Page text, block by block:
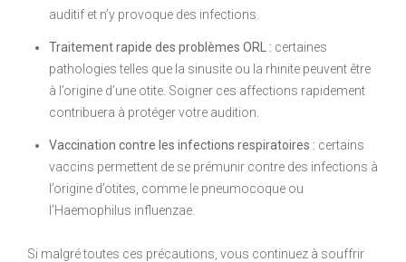
auditif et n’y provoque des infections.
Traitement rapide des problèmes ORL : certaines
pathologies telles que la sinusite ou la rhinite peuvent être
à l’origine d’une otite. Soigner ces affections rapidement
contribuera à protéger votre audition.
Vaccination contre les infections respiratoires : certains
vaccins permettent de se prémunir contre des infections à
l’origine d’otites, comme le pneumocoque ou
l’Haemophilus influenzae.
Si malgré toutes ces précautions, vous continuez à souffrir